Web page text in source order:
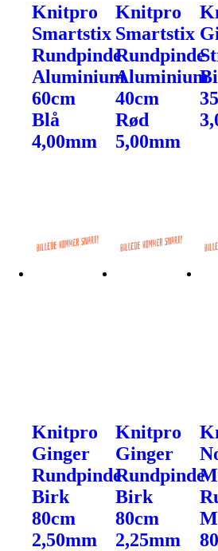
Knitpro
Smartstix
Rundpinde
Aluminium
60cm
Blå
4,00mm
Knitpro
Smartstix
Rundpinde
Aluminium
40cm
Rød
5,00mm
Knitpro
Ginger
Rundpinde
Birk
80cm
2,50mm
Knitpro
Ginger
Rundpinde
Birk
80cm
2,25mm